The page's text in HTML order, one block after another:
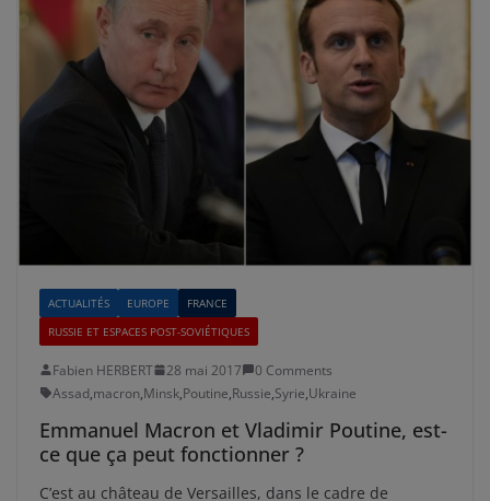
ACTUALITÉS EUROPE
FRANCE
RUSSIE ET ESPACES POST-SOVIÉTIQUES
Fabien HERBERT 28 mai 2017
0 Comments
Assad,macron,Minsk,Poutine,Russie,Syrie,Ukraine
Emmanuel Macron et Vladimir Poutine, est-
ce que ça peut fonctionner ?
C’est au château de Versailles, dans le cadre de